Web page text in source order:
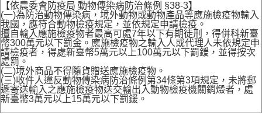
【依農委會防疫局 動物傳染病防治條例 §38-3】
(一)為防治動物傳染病，境外動物或動物產品等應施檢疫物輸入
我國，應符合動物檢疫規定，並依規定申請檢疫。
擅自輸入應施檢疫物者最高可處7年以下有期徒刑，得併科新臺
幣300萬元以下罰金。應施檢疫物之輸入人或代理人未依規定申
請檢疫者，得處新臺幣5萬元以上100萬元以下罰鍰，並得按次
處罰。
(二)境外商品不得隨貨贈送應施檢疫物。
(三)收件人違反動物傳染病防治條例第34條第3項規定，未將郵
遞寄送輸入之應施檢疫物送交輸出入動物檢疫機關銷燬者，處
新臺幣3萬元以上15萬元以下罰鍰。